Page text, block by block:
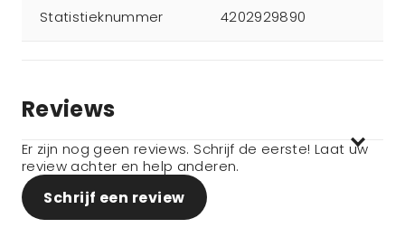
Statistieknummer 4202929890
Reviews
Er zijn nog geen reviews. Schrijf de eerste! Laat uw
review achter en help anderen.
Schrijf een review